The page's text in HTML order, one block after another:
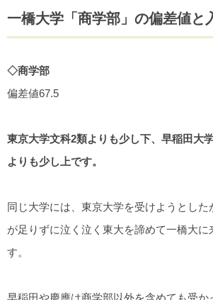
一橋大学「商学部」の偏差値と
◇商学部
偏差値67.5
東京大学文科2類よりも少し下、早稲田大
よりも少し上です。
同じ大学には、東京大学を受けようとした
が足りずに泣く泣く東大を諦めて一橋大
す。